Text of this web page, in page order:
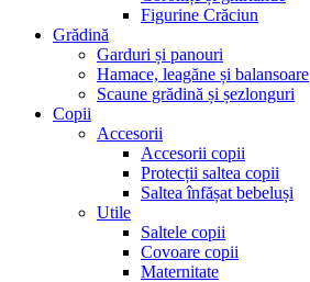
Figurine Crăciun
Grădină
Garduri și panouri
Hamace, leagăne și balansoare
Scaune grădină și șezlonguri
Copii
Accesorii
Accesorii copii
Protecții saltea copii
Saltea înfășat bebeluși
Utile
Saltele copii
Covoare copii
Maternitate